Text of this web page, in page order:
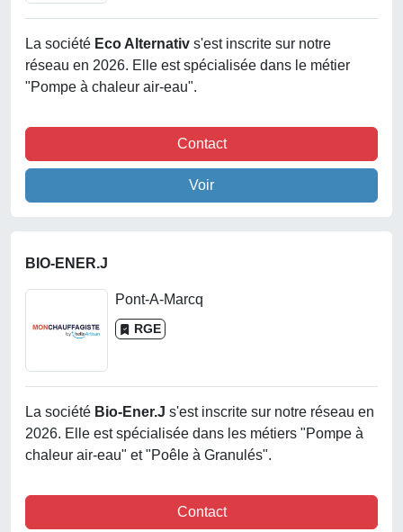
La société Eco Alternativ s'est inscrite sur notre
réseau en 2026. Elle est spécialisée dans le métier
"Pompe à chaleur air-eau".
Contact
Voir
BIO-ENER.J
Pont-A-Marcq
RGE
La société Bio-Ener.j s'est inscrite sur notre réseau en
2026. Elle est spécialisée dans les métiers "Pompe à
chaleur air-eau" et "Poêle à Granulés".
Contact